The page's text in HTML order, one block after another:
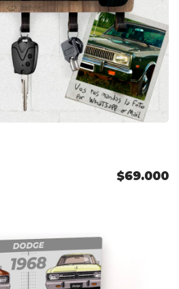
$69.000